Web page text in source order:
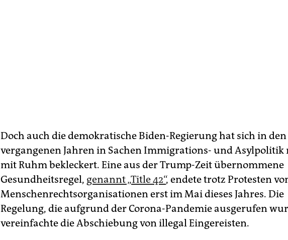
Doch auch die demokratische Biden-Regierung hat sich in den
vergangenen Jahren in Sachen Immigrations- und Asylpolitik
mit Ruhm bekleckert. Eine aus der Trump-Zeit übernommene
Gesundheitsregel, genannt „Title 42“, endete trotz Protesten
Menschenrechtsorganisationen erst im Mai dieses Jahres. Die
Regelung, die aufgrund der Corona-Pandemie ausgerufen
vereinfachte die Abschiebung von illegal Eingereisten.